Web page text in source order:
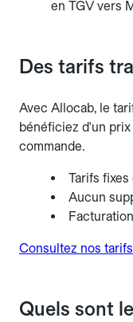
en TGV vers
Des tarifs
Avec Allocab, le
bénéficiez d'un
commande.
Tarifs
Aucun
Consultez nos
Quels sont